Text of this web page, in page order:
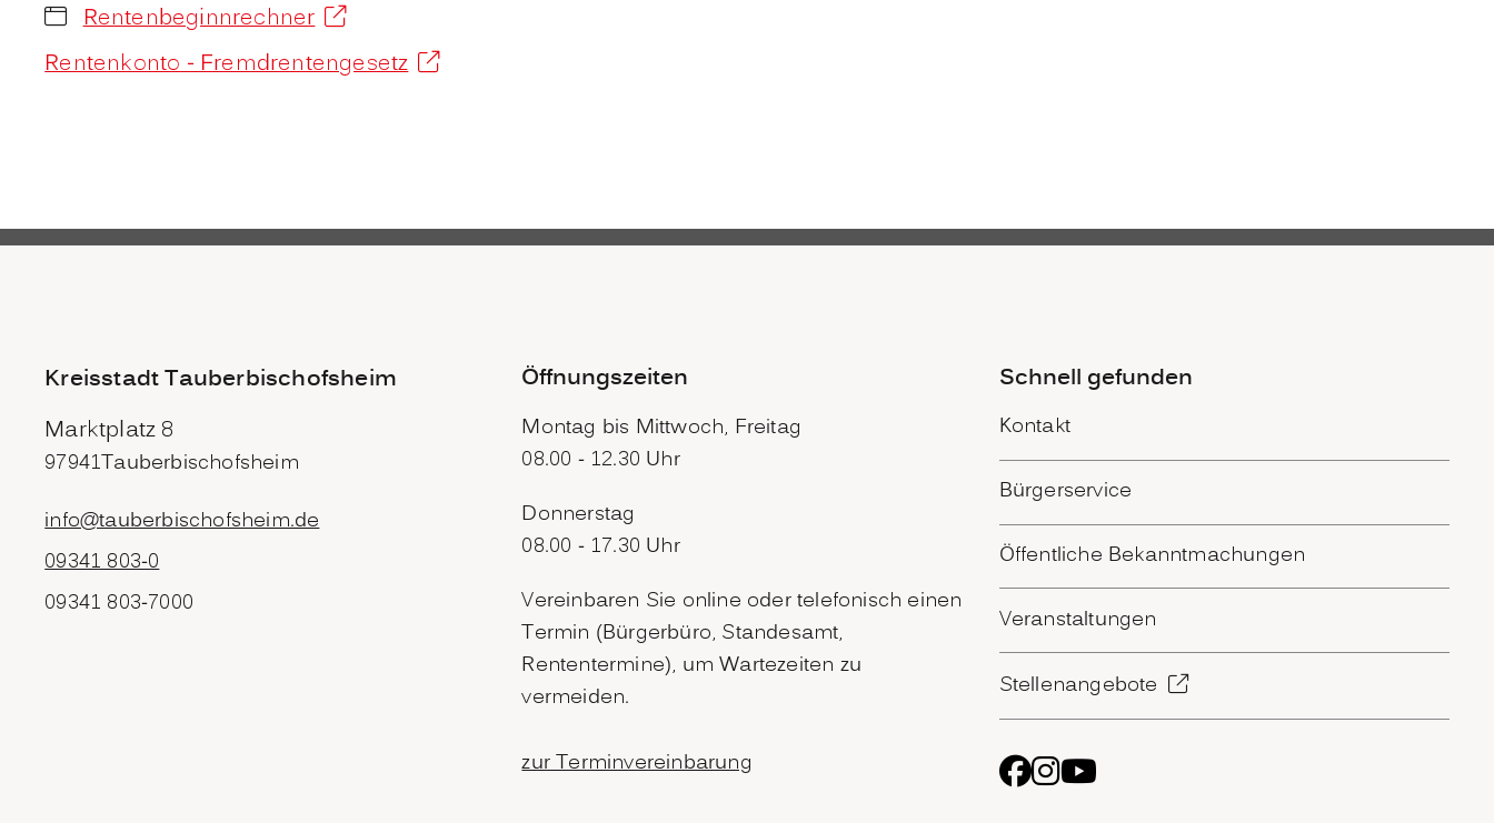
Rentenbeginnrechner
Rentenkonto - Fremdrentengesetz
Kreisstadt Tauberbischofsheim
Marktplatz 8
97941Tauberbischofsheim
info@tauberbischofsheim.de
09341 803-0
09341 803-7000
Öffnungszeiten
Montag bis Mittwoch, Freitag
08.00 - 12.30 Uhr
Donnerstag
08.00 - 17.30 Uhr
Vereinbaren Sie online oder telefonisch einen
Termin (Bürgerbüro, Standesamt,
Rententermine), um Wartezeiten zu
vermeiden.
zur Terminvereinbarung
Schnell gefunden
Kontakt
Bürgerservice
Öffentliche Bekanntmachungen
Veranstaltungen
Stellenangebote